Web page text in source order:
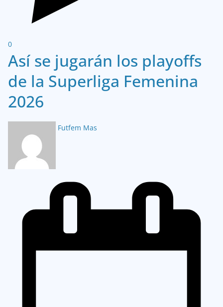
0
Así se jugarán los playoffs
de la Superliga Femenina
2026
Futfem Mas